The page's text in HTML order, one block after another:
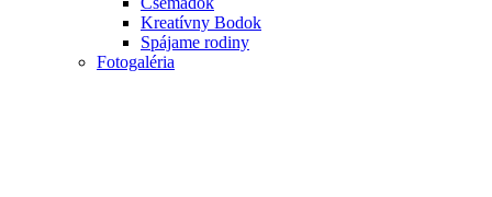
Kreatívny Bodok
Spájame rodiny
Fotogaléria